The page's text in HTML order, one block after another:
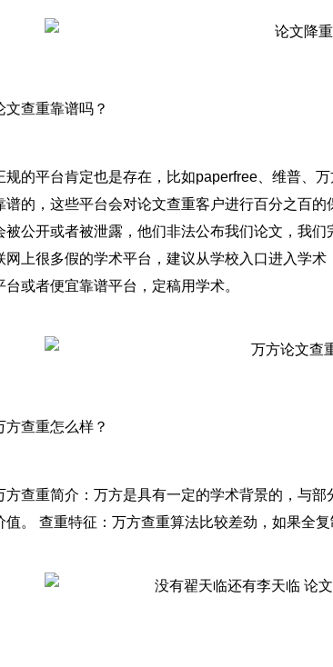
文查重靠谱吗？
规的平台肯定也是存在，比如paperfree、维普、
谱的，这些平台会对论文查重客户进行百分之百
被公开或者被泄露，他们非法公布我们论文，我
网上很多假的学术平台，建议从学校入口进入学
台或者便宜靠谱平台，定稿用学术。
方查重怎么样？
方查重简介：万方是具有一定的学术背景的，与
值。 查重特征：万方查重算法比较差劲，如果全复